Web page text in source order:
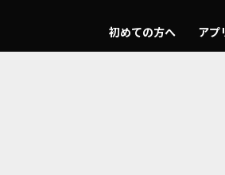
初めての方へ アプ